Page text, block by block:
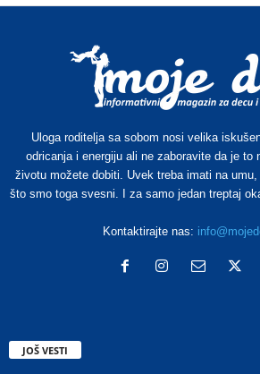
Uloga roditelja sa sobom nosi velika
odricanja i energiju ali ne zaboravite da je to
životu možete dobiti. Uvek treba imati na
što smo toga svesni. I za samo jedan treptaj
Kontaktirajte nas:
JOŠ VESTI